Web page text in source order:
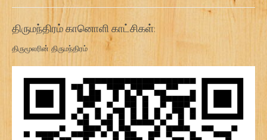
திருமந்திரம் கானொளி காட்சிகள்:
திருமூலரின் திருமந்திரம்